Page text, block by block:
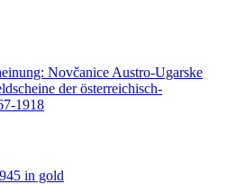
Novčanice Austro-Ugarske
der österreichisch-
1918
in gold